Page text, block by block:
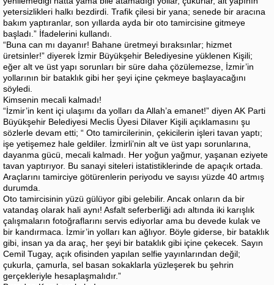
yetersizlikleri halkı bezdirdi. Trafik çilesi bir yana; senede bir aracına
bakım yaptıranlar, son yıllarda ayda bir oto tamircisine gitmeye
başladı.” İfadelerini kullandı.
“Buna can mı dayanır! Bahane üretmeyi bıraksınlar; hizmet
üretsinler!” diyerek İzmir Büyükşehir Belediyesine yüklenen Kişili;
eğer alt ve üst yapı sorunları bir süre daha çözülemezse, İzmir’in
yollarının bir bataklık gibi her şeyi içine çekmeye başlayacağını
söyledi.
Kimsenin mecali kalmadı!
“İzmir’in kent içi ulaşımı da yolları da Allah’a emanet!” diyen AK Parti
Büyükşehir Belediyesi Meclis Üyesi Dilaver Kişili açıklamasını şu
sözlerle devam etti; “ Oto tamircilerinin, çekicilerin işleri tavan yaptı;
işe yetişemez hale geldiler. İzmirli’nin alt ve üst yapı sorunlarına,
dayanma gücü, mecali kalmadı. Her yoğun yağmur, yaşanan eziyete
tavan yaptırıyor. Bu sanayi siteleri istatistiklerinde de apaçık ortada.
Araçlarını tamirciye götürenlerin periyodu ve sayısı yüzde 40 artmış
durumda.
Oto tamircisinin yüzü gülüyor gibi gelebilir. Ancak onların da bir
vatandaş olarak hali aynı! Asfalt seferberliği adı altında iki karışlık
çalışmaların fotoğraflarını servis ediyorlar ama bu devede kulak ve
bir kandırmaca. İzmir’in yolları kan ağlıyor. Böyle giderse, bir bataklık
gibi, insan ya da araç, her şeyi bir bataklık gibi içine çekecek. Sayın
Cemil Tugay, açık ofisinden yapılan selfie yayınlarından değil;
çukurla, çamurla, sel basan sokaklarla yüzleşerek bu şehrin
gerçekleriyle hesaplaşmalıdır.”